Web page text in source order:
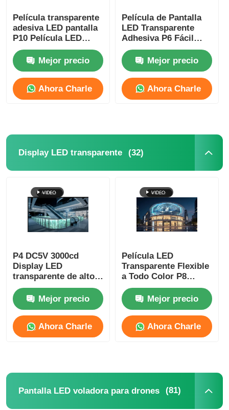
Película transparente
adesiva LED pantalla
P10 Película LED
transparente a todo
color Mejor precio
Ahora Charle
Película de Pantalla
LED Transparente
Adhesiva P6 Fácil
Instalación Aprobado
OEM ODMMejor precio
Ahora Charle
Display LED transparente (32)
P4 DC5V 3000cd
Display LED
transparente de alto
brillo Display LED de
vidrio Mejor precio
Ahora Charle
Película LED
Transparente Flexible
a Todo Color P8
240mm×1000mm Para
Exhibición de
Publicidad Comercial
Mejor precio
Ahora Charle
Pantalla LED voladora para drones (81)